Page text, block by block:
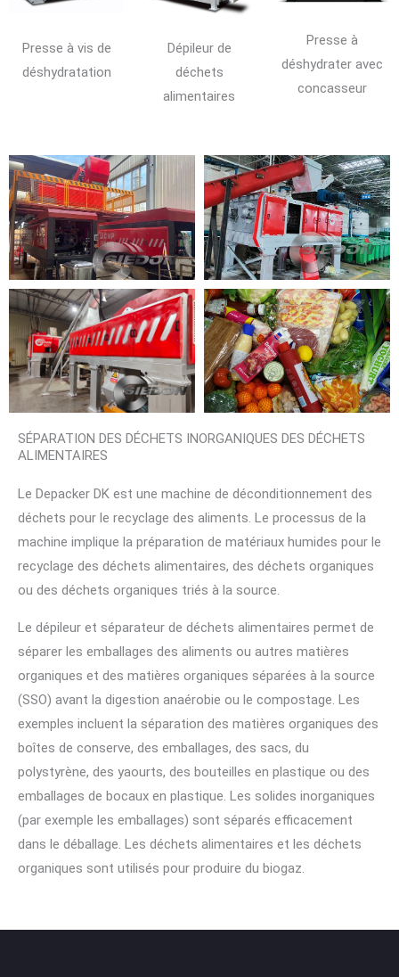
Presse à vis de
déshydratation
Dépileur de
déchets
alimentaires
Presse à
déshydrater avec
concasseur
SÉPARATION DES DÉCHETS INORGANIQUES DES DÉCHETS
ALIMENTAIRES
Le Depacker DK est une machine de déconditionnement des
déchets pour le recyclage des aliments. Le processus de la
machine implique la préparation de matériaux humides pour le
recyclage des déchets alimentaires, des déchets organiques
ou des déchets organiques triés à la source.
Le dépileur et séparateur de déchets alimentaires permet de
séparer les emballages des aliments ou autres matières
organiques et des matières organiques séparées à la source
(SSO) avant la digestion anaérobie ou le compostage. Les
exemples incluent la séparation des matières organiques des
boîtes de conserve, des emballages, des sacs, du
polystyrène, des yaourts, des bouteilles en plastique ou des
emballages de bocaux en plastique. Les solides inorganiques
(par exemple les emballages) sont séparés efficacement
dans le déballage. Les déchets alimentaires et les déchets
organiques sont utilisés pour produire du biogaz.